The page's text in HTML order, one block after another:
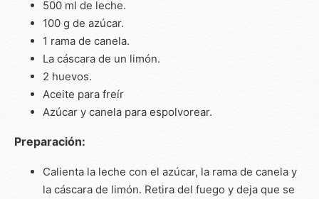
500 ml de leche.
100 g de azúcar.
1 rama de canela.
La cáscara de un limón.
2 huevos.
Aceite para freír
Azúcar y canela para espolvorear.
Preparación:
Calienta la leche con el azúcar, la rama de canela y
la cáscara de limón. Retira del fuego y deja que se